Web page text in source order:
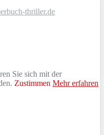
thriller.de
Sie sich mit der
Zustimmen Mehr erfahren